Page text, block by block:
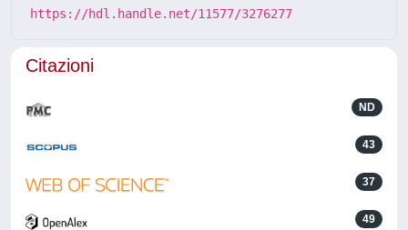
https://hdl.handle.net/11577/3276277
Citazioni
ND
43
37
49